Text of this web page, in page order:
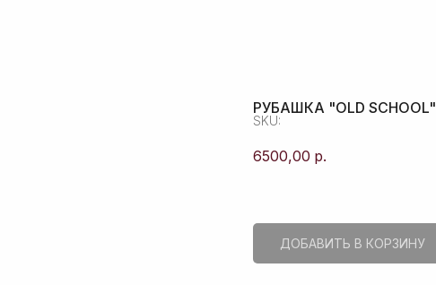
РУБАШКА "OLD SCHOOL"
SKU:
6500,00 р.
ДОБАВИТЬ В КОРЗИНУ